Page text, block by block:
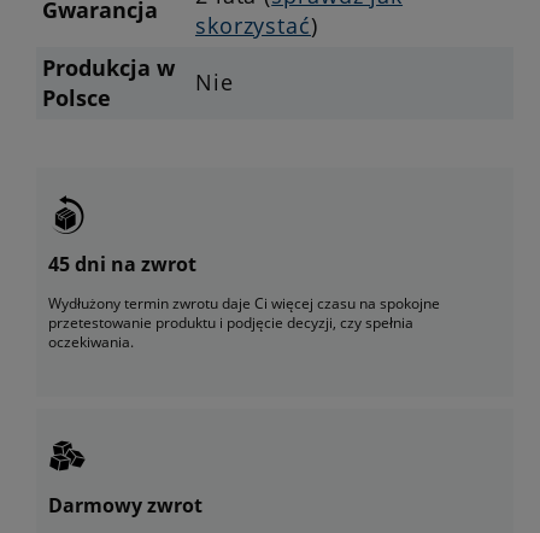
Gwarancja
skorzystać)
Produkcja w
Polsce
Nie
45 dni na zwrot
Wydłużony termin zwrotu daje Ci więcej czasu na spokojne
przetestowanie produktu i podjęcie decyzji, czy spełnia
oczekiwania.
Darmowy zwrot